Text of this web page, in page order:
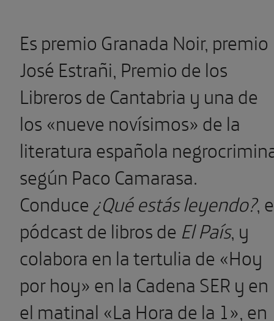
Es premio Granada Noir, premio
José Estrañi, Premio de los
Libreros de Cantabria y una de
los«nueve novísimos» de la
literatura española
según Paco Camarasa.
Conduce ¿Qué estás leyendo?,
pódcast de libros de El País, y
colabora en la tertulia de «Hoy
por hoy» en la Cadena SER y en
el matinal «La Hora de la 1», en